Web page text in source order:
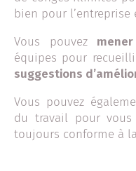
bien pour
Vous pouvez
équipes pour
suggestions
Vous pouvez
du travail pour
toujours conforme à